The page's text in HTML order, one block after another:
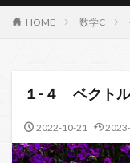
HOME 数学C
１-４ ベクト
2022-10-21